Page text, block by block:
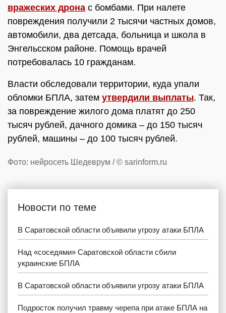
вражеских дрона с бомбами. При налете
повреждения получили 2 тысячи частных домов,
автомобили, два детсада, больница и школа в
Энгельсском районе. Помощь врачей
потребовалась 10 гражданам.
Власти обследовали территории, куда упали
обломки БПЛА, затем утвердили выплаты. Так,
за повреждение жилого дома платят до 250
тысяч рублей, дачного домика – до 150 тысяч
рублей, машины – до 100 тысяч рублей.
Фото: нейросеть Шедеврум / © sarinform.ru
Новости по теме
В Саратовской области объявили угрозу атаки БПЛА
Над «соседями» Саратовской области сбили
украинские БПЛА
В Саратовской области объявили угрозу атаки БПЛА
Подросток получил травму черепа при атаке БПЛА на